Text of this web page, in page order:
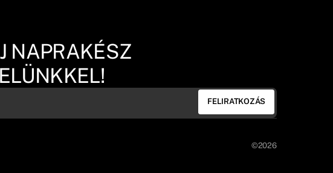
NAPRAKÉSZ
FELIRATKOZÁS
©2026